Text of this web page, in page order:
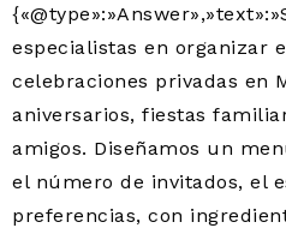
especialistas en organizar
celebraciones privadas en
aniversarios, fiestas
amigos. Diseñamos un
el número de invitados, el
preferencias, con